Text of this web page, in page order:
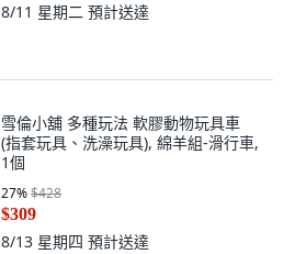
8/11 星期二 預計送達
雪倫小舖 多種玩法 軟膠動物玩具車
(指套玩具、洗澡玩具), 綿羊組-滑行車,
1個
27%$428
$309
8/13 星期四 預計送達